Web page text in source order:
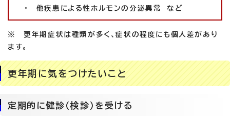
・ 他疾患による性ホルモンの分泌異常 など
※ 更年期症状は種類が多く、症状の程度にも個人差があり
ます。
更年期に気をつけたいこと
定期的に健診（検診）を受ける